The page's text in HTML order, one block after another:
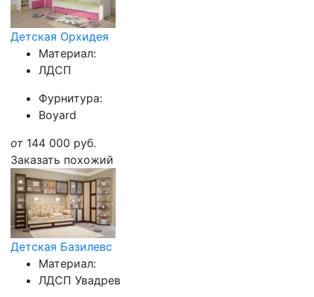
Детская Орхидея
Материал:
ЛДСП
Фурнитура:
Boyard
от 144 000 руб.
Заказать похожий
Детская Базилевс
Материал:
ЛДСП Увадрев